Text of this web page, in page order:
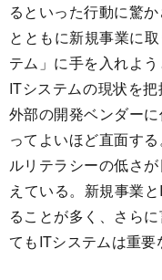
るといった行動に驚
とともに新規事業に
テム」に手を入れよ
ITシステムの現状を
外部の開発ベンダー
ってよいほど直面す
ルリテラシーの低さ
えている。新規事業
ることが多く、さら
てもITシステムは重要